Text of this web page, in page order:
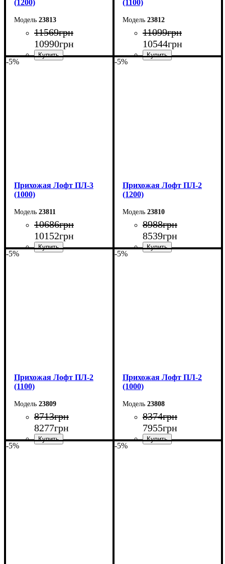
(1200)
23813
11569грн
10990грн
(1100)
23812
11099грн
10544грн
-5%
Прихожая Лофт ПЛ-3
(1000)
23811
10686грн
10152грн
-5%
Прихожая Лофт ПЛ-2
(1200)
23810
8988грн
8539грн
-5%
Прихожая Лофт ПЛ-2
(1100)
23809
8713грн
8277грн
-5%
Прихожая Лофт ПЛ-2
(1000)
23808
8374грн
7955грн
-5% -5%